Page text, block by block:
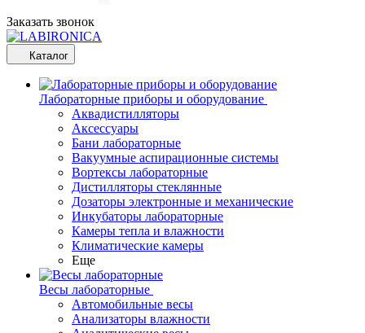
Заказать звонок
Каталог
Лабораторные приборы и оборудование
Аквадистилляторы
Аксессуары
Бани лабораторные
Вакуумные аспирационные системы
Вортексы лабораторные
Дистилляторы стеклянные
Дозаторы электронные и механические
Инкубаторы лабораторные
Камеры тепла и влажности
Климатические камеры
Еще
Весы лабораторные
Автомобильные весы
Анализаторы влажности